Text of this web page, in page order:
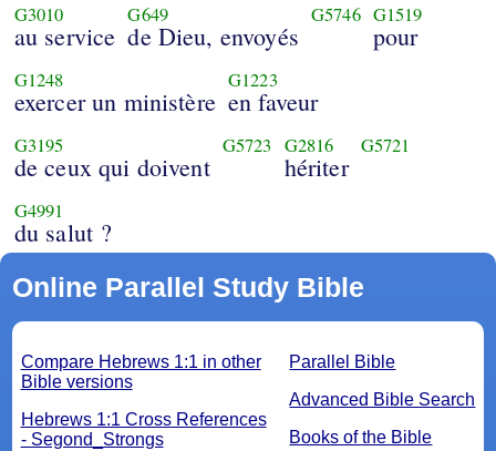
G3010
au service
G649
de Dieu, envoyés
G5746 G1519
pour
G1248
exercer un ministère
G1223
en faveur
G3195
de ceux qui doivent
G5723 G2816
hériter
G5721
G4991
du salut ?
Online Parallel Study Bible
Parallel Bible
Advanced Bible Search
Books of the Bible
Compare Hebrews 1:1 in other
Bible versions
Hebrews 1:1 Cross References
- Segond_Strongs